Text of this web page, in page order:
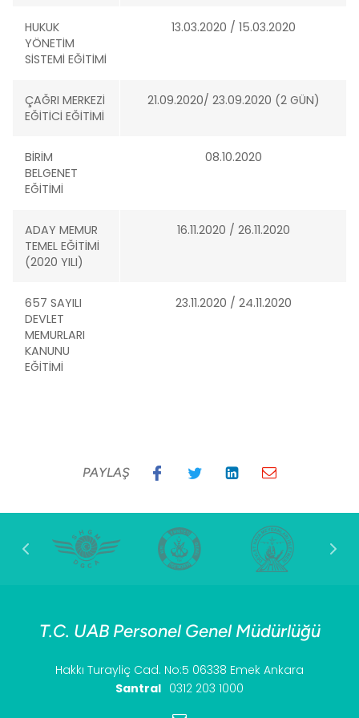
HUKUK
YÖNETİM
SİSTEMİ EĞİTİMİ
13.03.2020 / 15.03.2020
ÇAĞRI MERKEZİ
EĞİTİCİ EĞİTİMİ
21.09.2020/ 23.09.2020 (2 GÜN)
BİRİM
BELGENET
EĞİTİMİ
08.10.2020
ADAY MEMUR
TEMEL EĞİTİMİ
(2020 YILI)
16.11.2020 / 26.11.2020
657 SAYILI
DEVLET
MEMURLARI
KANUNU
EĞİTİMİ
23.11.2020 / 24.11.2020
PAYLAŞ
T.C. UAB Personel Genel Müdürlüğü
Hakkı Turayliç Cad. No:5 06338 Emek Ankara
Santral 0312 203 1000